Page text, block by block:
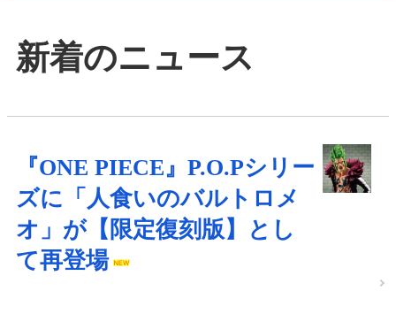
新着のニュース
『ONE PIECE』P.O.Pシリー
ズに「人食いのバルトロメ
オ」が【限定復刻版】とし
て再登場